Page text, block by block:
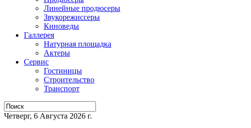
Линейные продюсеры
Звукорежиссеры
Киноведы
Галлерея
Натурная площадка
Актеры
Сервис
Гостиницы
Строительство
Транспорт
Четверг, 6 Августа 2026 г.